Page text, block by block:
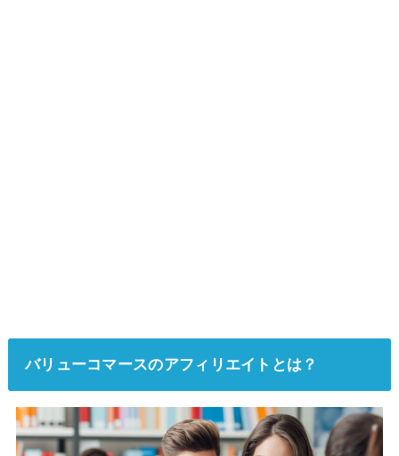
バリューコマースのアフィリエイトとは？